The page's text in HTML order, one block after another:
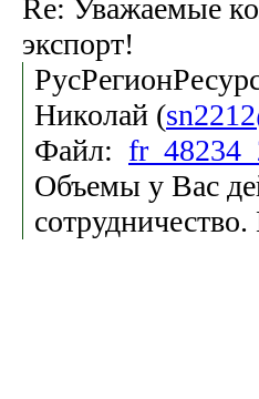
Re: Уважаемые
экспорт!
Николай (
Файл:
Объемы у Вас